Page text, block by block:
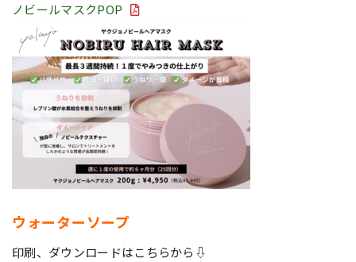
ノビールマスクPOP
ウォーターソープ
印刷、ダウンロードはこちらから⇩